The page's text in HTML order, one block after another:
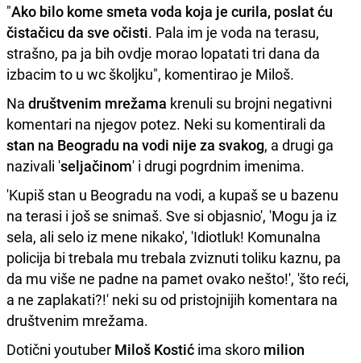
"Ako bilo kome smeta voda koja je curila, poslat ću
čistačicu da sve očisti. Pala im je voda na terasu,
strašno, pa ja bih ovdje morao lopatati tri dana da
izbacim to u wc školjku", komentirao je Miloš.
Na društvenim mrežama krenuli su brojni negativni
komentari na njegov potez. Neki su komentirali da
stan na Beogradu na vodi nije za svakog, a drugi ga
nazivali 'seljačinom' i drugi pogrdnim imenima.
'Kupiš stan u Beogradu na vodi, a kupaš se u bazenu
na terasi i još se snimaš. Sve si objasnio', 'Mogu ja iz
sela, ali selo iz mene nikako', 'Idiotluk! Komunalna
policija bi trebala mu trebala zviznuti toliku kaznu, pa
da mu više ne padne na pamet ovako nešto!', 'što reći,
a ne zaplakati?!' neki su od pristojnijih komentara na
društvenim mrežama.
Dotični youtuber Miloš Kostić ima skoro milion